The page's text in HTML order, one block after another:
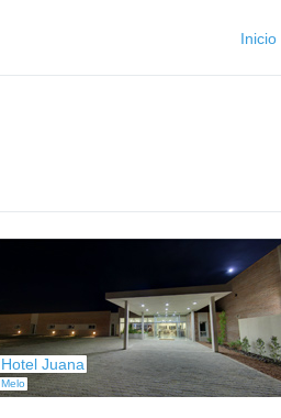
Inicio
Hotel Juana
Melo